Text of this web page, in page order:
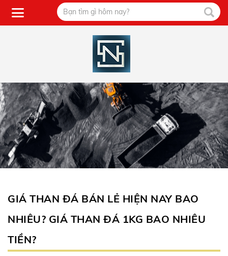
GIÁ THAN ĐÁ BÁN LẺ HIỆN NAY BAO
NHIÊU? GIÁ THAN ĐÁ 1KG BAO NHIÊU
TIỀN?